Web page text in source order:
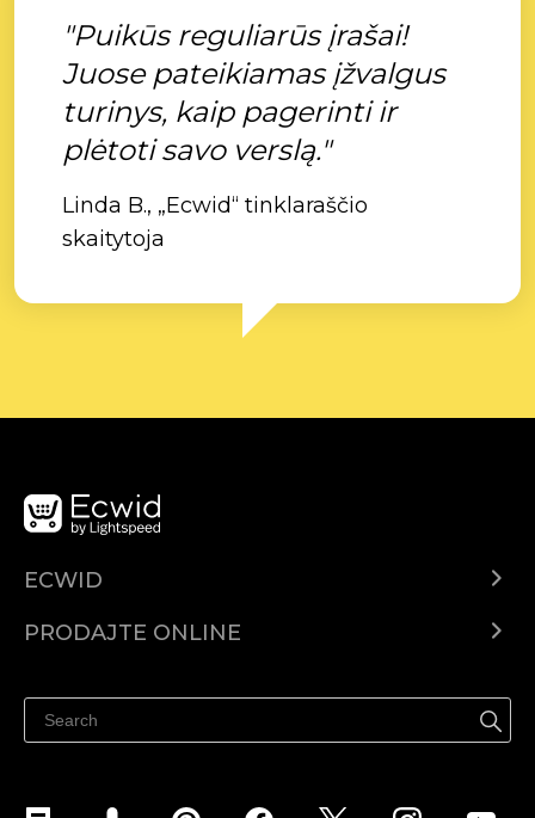
"Puikūs reguliarūs įrašai!
Juose pateikiamas įžvalgus
turinys, kaip pagerinti ir
plėtoti savo verslą."
Linda B., „Ecwid“ tinklaraščio
skaitytoja
ECWID
PRODAJTE ONLINE